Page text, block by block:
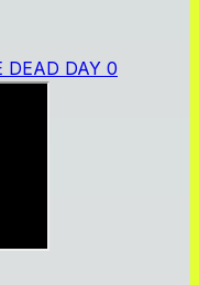
DEAD DAY 0